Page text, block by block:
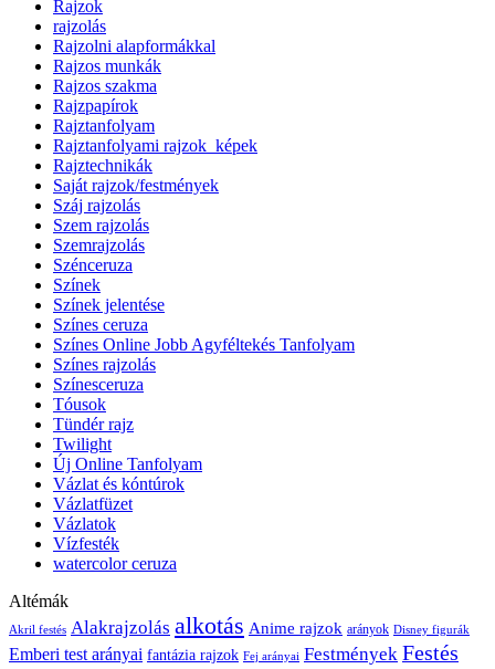
Rajzok
rajzolás
Rajzolni alapformákkal
Rajzos munkák
Rajzos szakma
Rajzpapírok
Rajztanfolyam
Rajztanfolyami rajzok_képek
Rajztechnikák
Saját rajzok/festmények
Száj rajzolás
Szem rajzolás
Szemrajzolás
Szénceruza
Színek
Színek jelentése
Színes ceruza
Színes Online Jobb Agyféltekés Tanfolyam
Színes rajzolás
Színesceruza
Tóusok
Tündér rajz
Twilight
Új Online Tanfolyam
Vázlat és kóntúrok
Vázlatfüzet
Vázlatok
Vízfesték
watercolor ceruza
Altémák
Akril festés Alakrajzolás alkotás Anime rajzok arányok Disney figurák
Emberi test arányai fantázia rajzok Fej arányai Festmények Festés